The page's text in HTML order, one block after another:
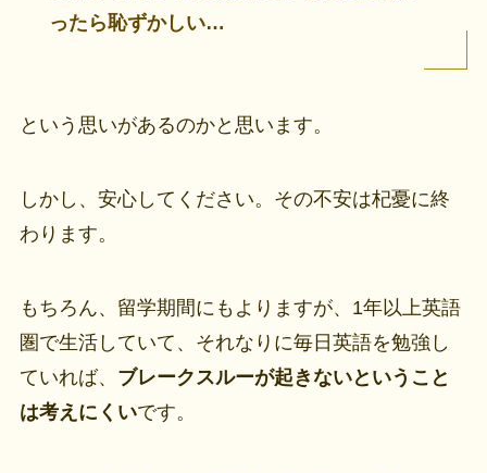
ったら恥ずかしい…
という思いがあるのかと思います。
しかし、安心してください。その不安は杞憂に終
わります。
もちろん、留学期間にもよりますが、1年以上英語
圏で生活していて、それなりに毎日英語を勉強し
ていれば、 ブレークスルーが起きないということ
は考えにくいです。